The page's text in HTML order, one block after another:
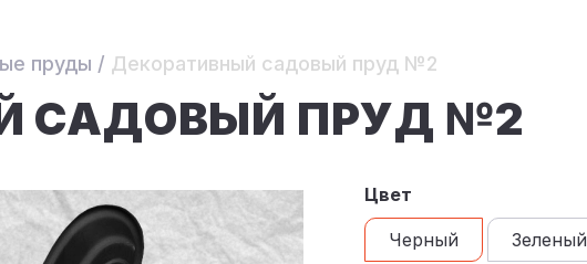
пруды / Декоративный садовый пруд №2
САДОВЫЙ ПРУД №2
Цвет
Черный Зеленый